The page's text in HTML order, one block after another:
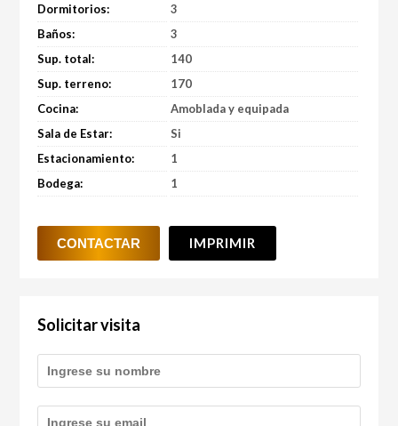
Dormitorios:
3
Baños:
3
Sup. total:
140
Sup. terreno:
170
Cocina:
Amoblada y equipada
Sala de Estar:
Si
Estacionamiento:
1
Bodega:
1
IMPRIMIR
Solicitar visita